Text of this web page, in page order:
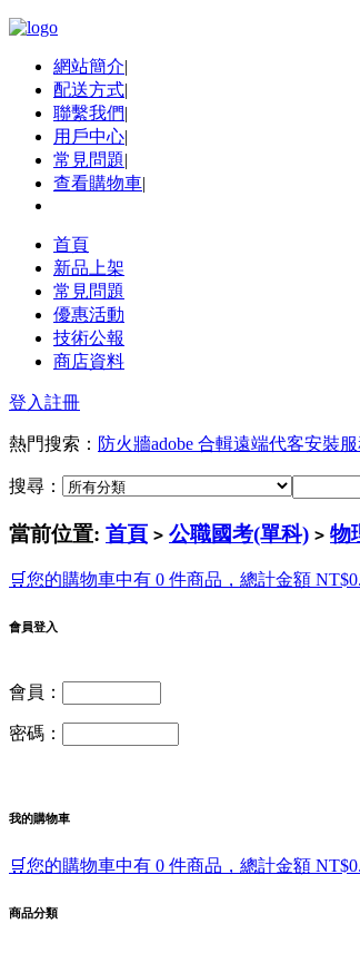
網站簡介|
配送方式|
聯繫我們|
用戶中心|
常見問題|
查看購物車|
首頁
新品上架
常見問題
優惠活動
技術公報
商店資料
登入註冊
熱門搜索： 防火牆adobe 合輯遠端代客安裝服
搜尋：
當前位置: 首頁 > 公職國考(單科) > 物
🛒您的購物車中有 0 件商品，總計金額
會員登入
會員：
密碼：
我的購物車
🛒您的購物車中有 0 件商品，總計金額
商品分類